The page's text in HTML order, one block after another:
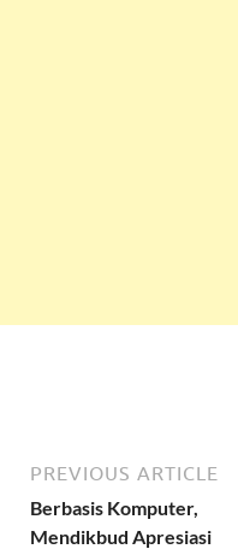
PREVIOUS ARTICLE
Berbasis Komputer,
Mendikbud Apresiasi